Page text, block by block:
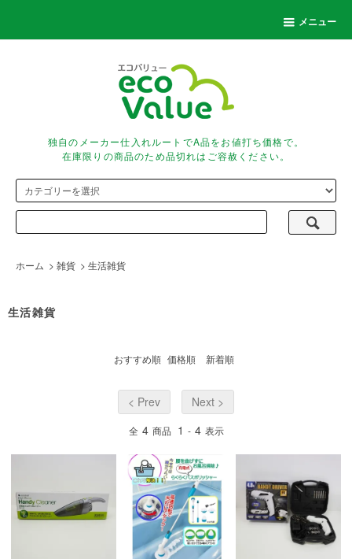
メニュー
独自のメーカー仕入れルートでA品をお値打ち価格で。
在庫限りの商品のため品切れはご容赦ください。
ホーム > 雑貨 > 生活雑貨
生活雑貨
おすすめ順 価格順 新着順
< Prev Next >
全 4 商品 1 - 4 表示